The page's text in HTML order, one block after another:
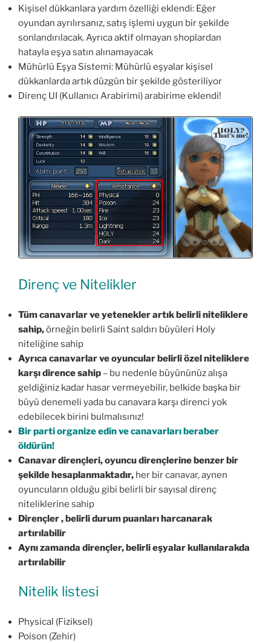
Kişisel dükkanlara yardım özelliği eklendi: Eğer
oyundan ayrılırsanız, satış işlemi uygun bir şekilde
sonlandırılacak. Ayrıca aktif olmayan shoplardan
hatayla eşya satın alınamayacak
Mühürlü Eşya Sistemi: Mühürlü eşyalar kişisel
dükkanlarda artık düzgün bir şekilde gösteriliyor
Direnç UI (Kullanıcı Arabirimi) arabirime eklendi!
Direnç ve Nitelikler
Tüm canavarlar ve yetenekler artık belirli niteliklere
sahip,örneğin belirli Saint saldırı büyüleri Holy
niteliğine sahip
Ayrıca canavarlar ve oyuncular belirli özel niteliklere
karşı dirence sahip – bu nedenle büyününüz alışa
geldiğiniz kadar hasar vermeyebilir, belkide başka bir
büyü denemeli yada bu canavara karşı direnci yok
edebilecek birini bulmalısınız!
Bir parti organize edin ve canavarları beraber
öldürün!
Canavar dirençleri, oyuncu dirençlerine benzer bir
şekilde hesaplanmaktadır, her bir canavar, aynen
oyuncuların olduğu gibi belirli bir sayısal direnç
niteliklerine sahip
Dirençler , belirli durum puanları harcanarak
artırılabilir
Aynı zamanda dirençler, belirli eşyalar kullanılarakda
artırılabilir
Nitelik listesi
Physical (Fiziksel)
Poison (Zehir)